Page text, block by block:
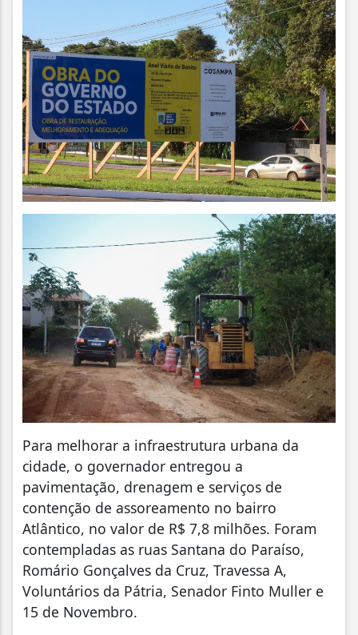
Para melhorar a infraestrutura urbana da
cidade, o governador entregou a
pavimentação, drenagem e serviços de
contenção de assoreamento no bairro
Atlântico, no valor de R$ 7,8 milhões. Foram
contempladas as ruas Santana do Paraíso,
Romário Gonçalves da Cruz, Travessa A,
Voluntários da Pátria, Senador Finto Muller e
15 de Novembro.